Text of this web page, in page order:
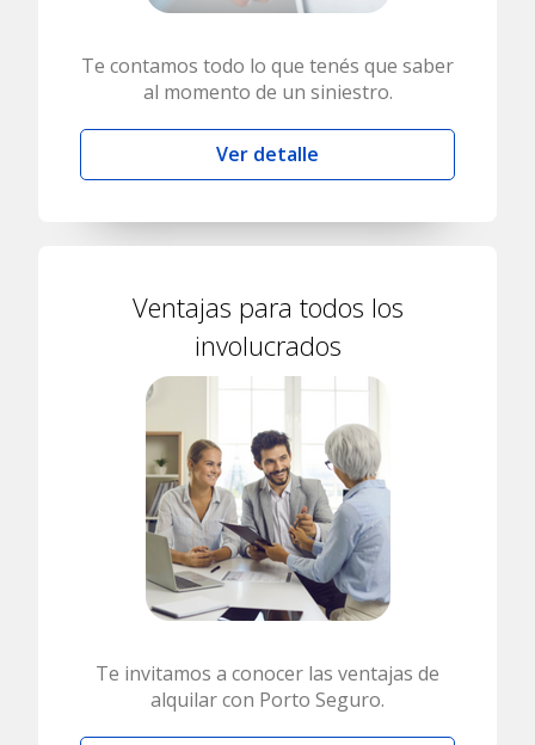
Te contamos todo lo que tenés que saber
al momento de un siniestro.
Ver detalle
Ventajas para todos los
involucrados
Te invitamos a conocer las ventajas de
alquilar con Porto Seguro.